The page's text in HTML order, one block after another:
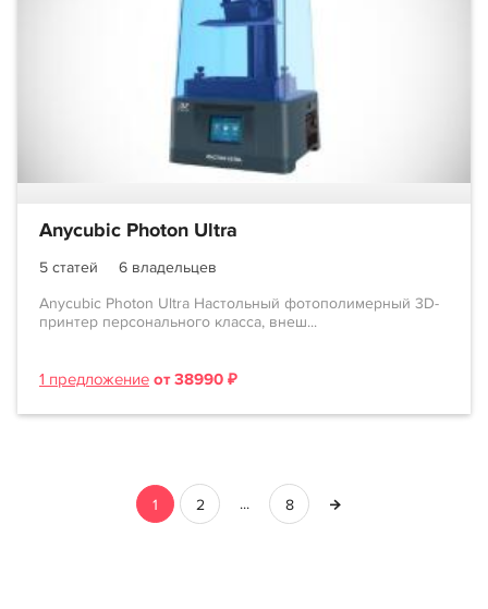
Anycubic Photon Ultra
5 статей
6 владельцев
Anycubic Photon Ultra Настольный фотополимерный 3D-
принтер персонального класса, внеш...
1 предложение от 38990 ₽
1 2 ... 8